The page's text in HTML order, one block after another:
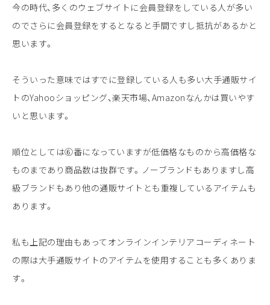
今の時代、多くのウェブサイトに会員登録をしている人が多い
のでさらに会員登録をするとなると手間ですし抵抗があるかと
思います。
そういった意味ではすでに登録している人も多い大手通販サイ
トのYahooショッピング、楽天市場、Amazonなんかは買いやす
いと思います。
順位としては⑥番になっていますが低価格なものから高価格な
ものまであり商品数は抜群です。ノーブランドもありますし高
級ブランドもあり他の通販サイトとも重複しているアイテムも
あります。
私も上記の理由もあってオンラインインテリアコーディネート
の際は大手通販サイトのアイテムを使用することも多くありま
す。